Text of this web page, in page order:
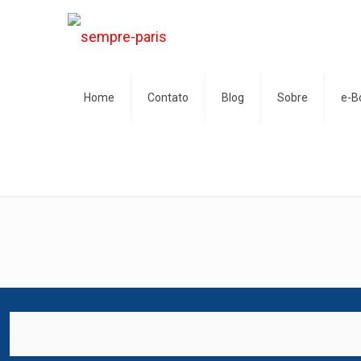
Home Contato Blog Sobre e-